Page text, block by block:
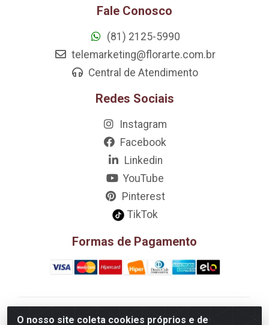
O nosso site coleta cookies próprios e de
Fale Conosco
(81) 2125-5990
telemarketing@florarte.com.br
Central de Atendimento
Redes Sociais
Instagram
Facebook
Linkedin
YouTube
Pinterest
TikTok
Formas de Pagamento
D&A Decoração e Ambientação LTDA - Rua Riachão,